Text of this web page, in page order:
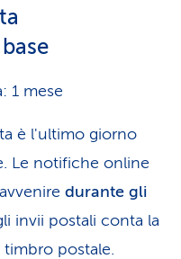
1 mese
è l'ultimo giorno
Le notifiche online
durante gli
invii postali conta la
postale.